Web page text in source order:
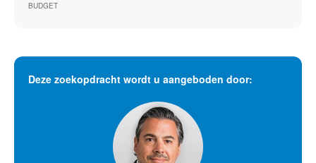
BUDGET
Deze zoekopdracht wordt u aangeboden door: